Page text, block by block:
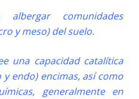
comunidades
y meso) del suelo.
una capacidad catalítica
endo) encimas, así como
generalmente en